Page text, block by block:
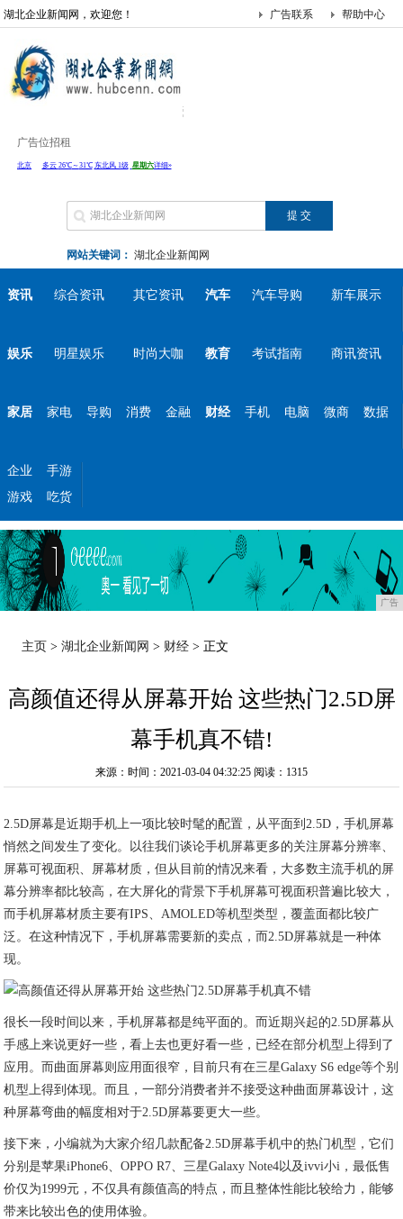
湖北企业新闻网，欢迎您！ 帮助中心
广告联系
广告位招租
网站关键词： 湖北企业新闻网
资讯 综合资讯 其它资讯 汽车 汽车导购 新车展示
娱乐 明星娱乐 时尚大咖 教育 考试指南 商讯资讯
家居 家电 导购 消费 金融 财经 手机 电脑 微商 数据
企业
手游
游戏
吃货
广告
主页 >湖北企业新闻网 > 财经 > 正文
高颜值还得从屏幕开始 这些热门2.5D屏
幕手机真不错!
来源：时间：2021-03-04 04:32:25 阅读：1315
2.5D屏幕是近期手机上一项比较时髦的配置，从平面到2.5D，手机屏幕
悄然之间发生了变化。以往我们谈论手机屏幕更多的关注屏幕分辨率、
屏幕可视面积、屏幕材质，但从目前的情况来看，大多数主流手机的屏
幕分辨率都比较高，在大屏化的背景下手机屏幕可视面积普遍比较大，
而手机屏幕材质主要有IPS、AMOLED等机型类型，覆盖面都比较广
泛。在这种情况下，手机屏幕需要新的卖点，而2.5D屏幕就是一种体
现。
很长一段时间以来，手机屏幕都是纯平面的。而近期兴起的2.5D屏幕从
手感上来说更好一些，看上去也更好看一些，已经在部分机型上得到了
应用。而曲面屏幕则应用面很窄，目前只有在三星Galaxy S6 edge等个别
机型上得到体现。而且，一部分消费者并不接受这种曲面屏幕设计，这
种屏幕弯曲的幅度相对于2.5D屏幕要更大一些。
接下来，小编就为大家介绍几款配备2.5D屏幕手机中的热门机型，它们
分别是苹果iPhone6、OPPO R7、三星Galaxy Note4以及ivvi小i，最低售
价仅为1999元，不仅具有颜值高的特点，而且整体性能比较给力，能够
带来比较出色的使用体验。